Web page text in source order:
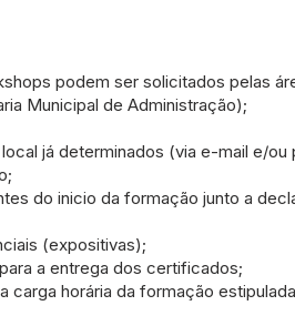
podem ser solicitados pelas
Municipal de Administração);
já determinados (via e-mail e/ou
do inicio da formação junto a
(expositivas);
a entrega dos certificados;
carga horária da formação